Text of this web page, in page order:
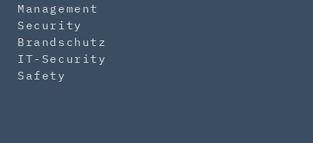
Management
Security
Brandschutz
IT-Security
Safety